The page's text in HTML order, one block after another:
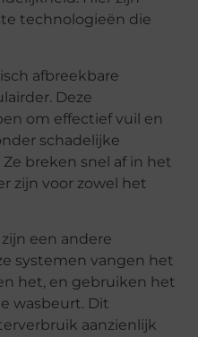
technologieën die
afbreekbare
Deze
om effectief vuil en
schadelijke
breken snel af in het
zijn voor zowel het
een andere
systemen vangen het
het, en gebruiken het
wasbeurt. Dit
aanzienlijk